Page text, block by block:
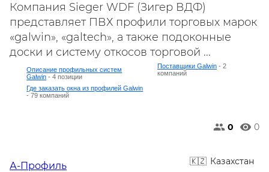
Компания Sieger WDF (Зигер ВДФ)
представляет ПВХ профили торговых марок
«galwin», «galtech», а также подоконные
доски и систему откосов торговой ...
Поставщики Galwin - 2
компаний
Описание профильных систем
Galwin - 4 позиции
Где заказать окна из профилей Galwin
- 79 компаний
0 0
Казахстан
А-Профиль